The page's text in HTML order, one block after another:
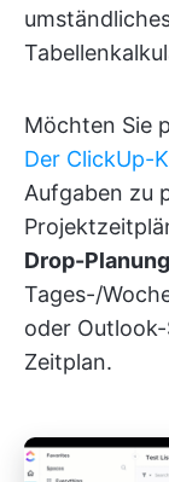
Möchten Sie
Der ClickUp-
Aufgaben zu
Drop-Planung
Tages-/
oder
Zeitplan.